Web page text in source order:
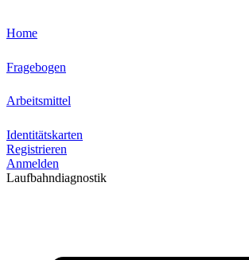
Home
Fragebogen
Arbeitsmittel
Identitätskarten
Registrieren
Anmelden
Laufbahndiagnostik